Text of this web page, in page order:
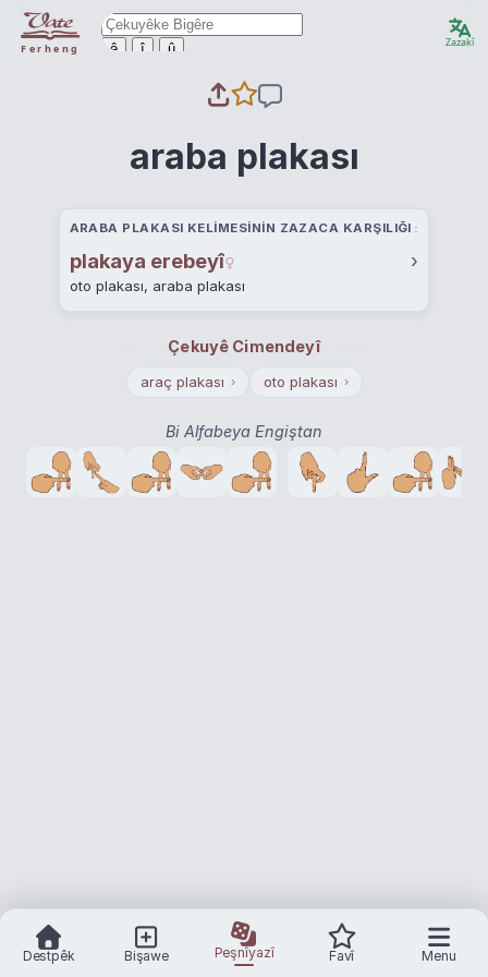
Ferheng ê î û Zazakî
araba plakası
ARABA PLAKASI KELIMESININ ZAZACA KARŞILIĞI
plakaya erebeyî ›
oto plakası, araba plakası
Çekuyê Cimendeyî
araç plakası › oto plakası ›
Bi Alfabeya Engiştan
Destpêk Bişawe Peşnîyazî Favî Menu